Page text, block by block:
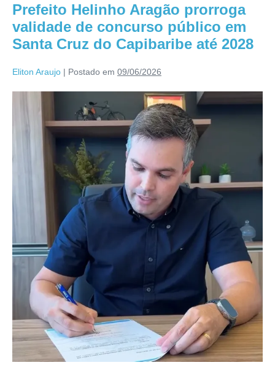
Prefeito Helinho Aragão prorroga
validade de concurso público em
Santa Cruz do Capibaribe até 2028
Eliton Araujo | Postado em 09/06/2026